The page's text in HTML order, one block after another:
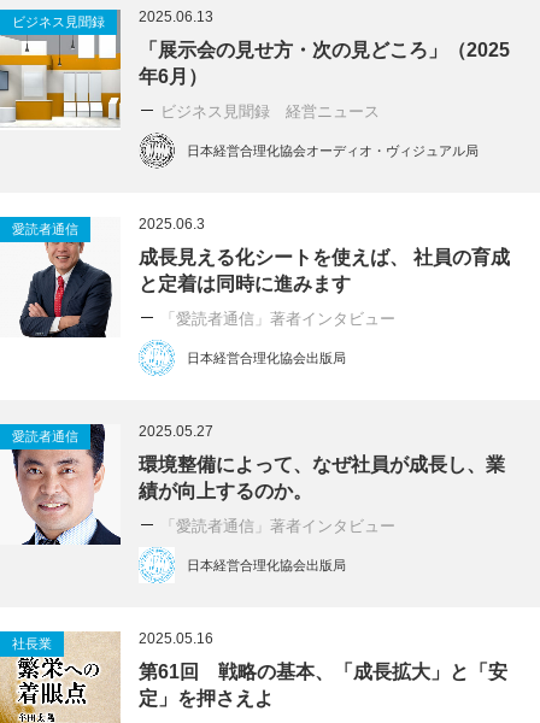
ビジネス見聞録 2025.06.13
「展示会の見せ方・次の見どころ」（2025
年6月）
ビジネス見聞録 経営ニュース
日本経営合理化協会オーディオ・ヴィジュアル局
愛読者通信 2025.06.3
成長見える化シートを使えば、 社員の育成
と定着は同時に進みます
「愛読者通信」著者インタビュー
日本経営合理化協会出版局
愛読者通信 2025.05.27
環境整備によって、なぜ社員が成長し、業
績が向上するのか。
「愛読者通信」著者インタビュー
日本経営合理化協会出版局
社長業 2025.05.16
第61回 戦略の基本、「成長拡大」と「安
定」を押さえよ